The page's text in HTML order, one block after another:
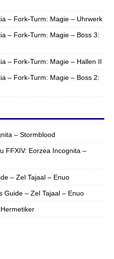
– Fork-Turm: Magie – Uhrwerk
– Fork-Turm: Magie – Boss 3:
– Fork-Turm: Magie – Hallen II
– Fork-Turm: Magie – Boss 2:
– Stormblood
FFXIV: Eorzea Incognita –
– Zel Tajaal – Enuo
Guide – Zel Tajaal – Enuo